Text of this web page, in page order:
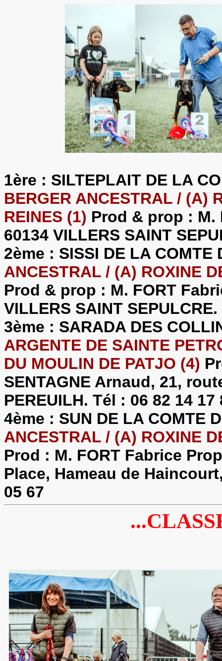
1ère : SILTEPLAIT DE LA
BERGER ANCESTRAL / (A)
REINES (1) Prod & prop : M.
60134 VILLERS SAINT
2ème : SISSI DE LA COMTE
ANCESTRAL / (A) ROXINE
Prod & prop : M. FORT
VILLERS SAINT
3ème : SARADA DES
ARGENTE DE SAINTE
DU MOULIN DE PATJO (4)
SENTAGNE Arnaud, 21,
PEREUILH. Tél : 06 82 14 17
4ème : SUN DE LA COMTE
ANCESTRAL / (A) ROXINE
Prod : M. FORT Fabrice
Place, Hameau de
05 67